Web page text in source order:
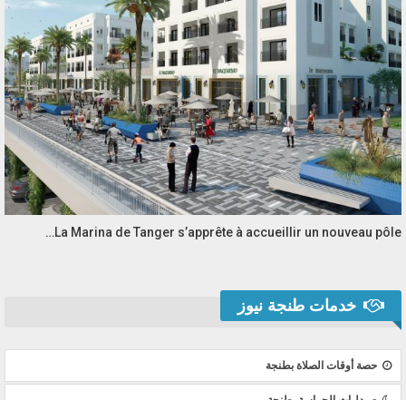
La Marina de Tanger s’apprête à accueillir un nouveau pôle…
خدمات طنجة نيوز
حصة أوقات الصلاة بطنجة